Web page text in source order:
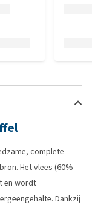
complete
Het vlees (60%
en wordt
Dankzij